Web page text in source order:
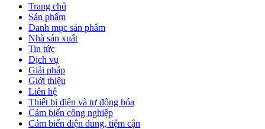
Trang chủ
Sản phẩm
Danh mục sản phẩm
Nhà sản xuất
Tin tức
Dịch vụ
Giải pháp
Giới thiệu
Liên hệ
Thiết bị điện và tự động hóa
Cảm biến công nghiệp
Cảm biến điện dung, tiệm cận